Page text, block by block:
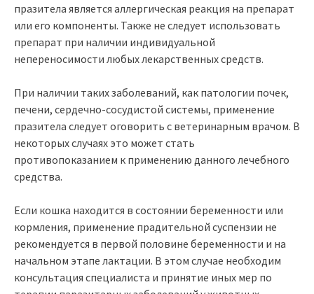
празитела является аллергическая реакция на препарат
или его компоненты. Также не следует использовать
препарат при наличии индивидуальной
непереносимости любых лекарственных средств.
При наличии таких заболеваний, как патологии почек,
печени, сердечно-сосудистой системы, применение
празитела следует оговорить с ветеринарным врачом. В
некоторых случаях это может стать
противопоказанием к применению данного лечебного
средства.
Если кошка находится в состоянии беременности или
кормления, применение прадительной суспензии не
рекомендуется в первой половине беременности и на
начальном этапе лактации. В этом случае необходим
консультация специалиста и принятие иных мер по